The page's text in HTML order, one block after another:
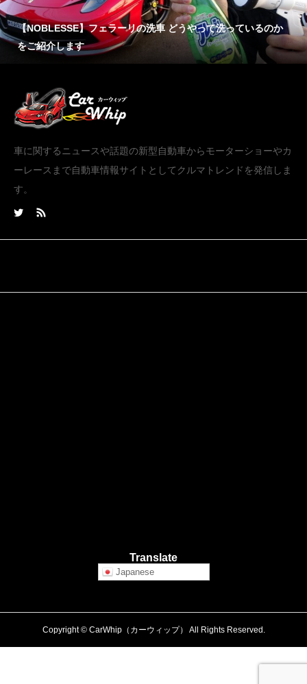
【NOBLESSE】フェラーリの洗車 どうやって洗っているのか
をご紹介します
車に関するニュースや話題の新型自動車からモーターショーやカ
ーレースまで自動車情報サイトとしてクルマトレンドを発信しま
す。
Translate
Japanese
Copyright © CarWhip（カーウィップ） All Rights Reserved.